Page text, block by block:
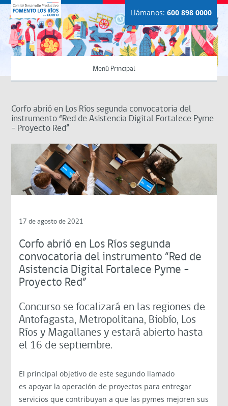
Llámanos: 600 898 0000
Menú Principal
Corfo abrió en Los Ríos segunda convocatoria del
instrumento “Red de Asistencia Digital Fortalece Pyme
– Proyecto Red”
17 de agosto de 2021
Corfo abrió en Los Ríos segunda
convocatoria del instrumento “Red de
Asistencia Digital Fortalece Pyme –
Proyecto Red”
Concurso se focalizará en las regiones de
Antofagasta, Metropolitana, Biobío, Los
Ríos y Magallanes y estará abierto hasta
el 16 de septiembre.
El principal objetivo de este segundo llamado
esapoyar la operación de proyectos para entregar
servicios que contribuyan a que las pymes mejoren sus